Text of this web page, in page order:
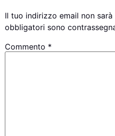
Il tuo indirizzo email non
obbligatori sono
Commento *